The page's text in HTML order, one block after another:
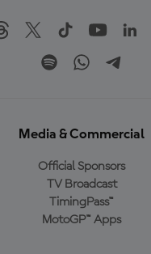
Media & Commercial
Official Sponsors
TV Broadcast
TimingPass™
MotoGP™ Apps